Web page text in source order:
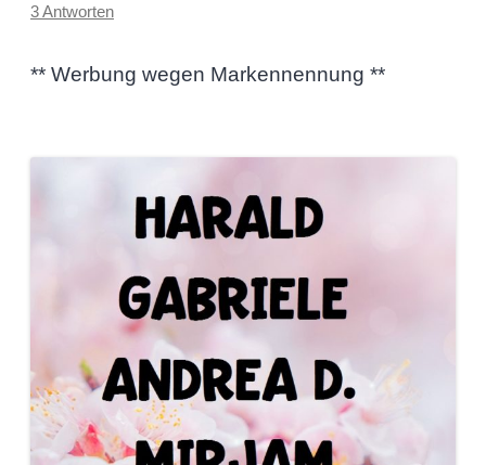
3 Antworten
** Werbung wegen Markennennung **